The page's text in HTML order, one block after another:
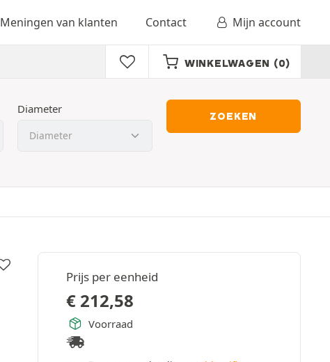
Meningen van klanten Contact Mijn account
WINKELWAGEN (0)
Diameter
ZOEKEN
Prijs per eenheid
€ 212,58
Voorraad